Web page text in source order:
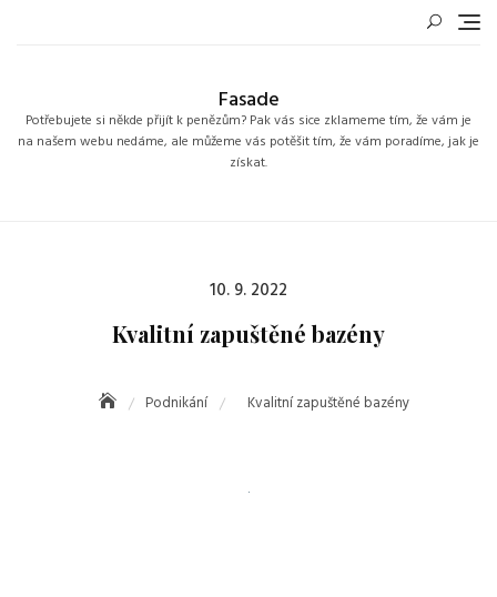
Fasade
Potřebujete si někde přijít k penězům? Pak vás sice zklameme tím, že vám je
na našem webu nedáme, ale můžeme vás potěšit tím, že vám poradíme, jak je
získat.
Posted
on
10. 9. 2022
Kvalitní zapuštěné bazény
Podnikání Kvalitní zapuštěné bazény